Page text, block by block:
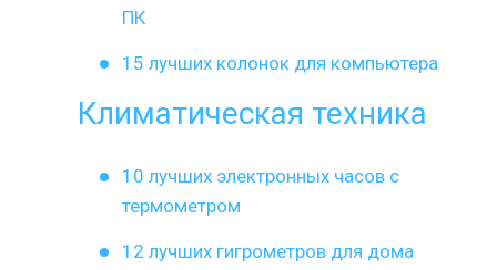
ПК
15 лучших колонок для компьютера
Климатическая техника
10 лучших электронных часов с
термометром
12 лучших гигрометров для дома